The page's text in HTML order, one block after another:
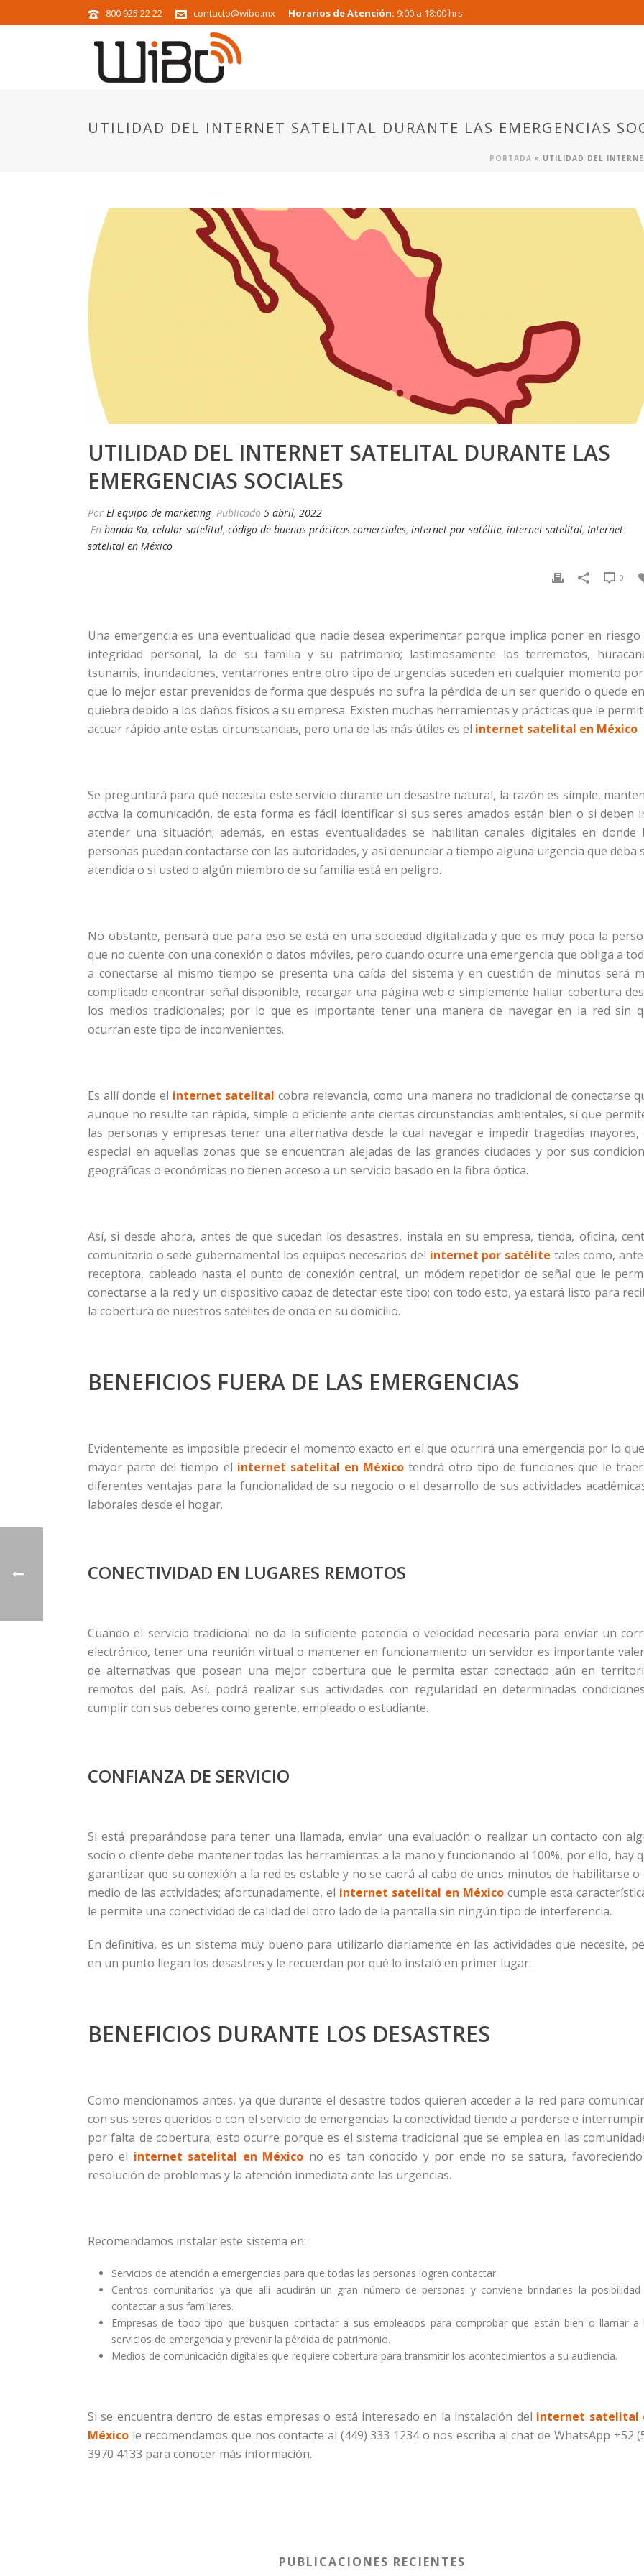
800 925 22 22 contacto@wibo.mx Horarios de Atención: 9:00 a 18:00 hrs
UTILIDAD DEL INTERNET SATELITAL DURANTE LAS EMERGENCIAS
PORTADA » UTILIDAD DEL
UTILIDAD DEL INTERNET SATELITAL DURANTE LAS
EMERGENCIAS SOCIALES
Por El equipo de marketing Publicado 5 abril, 2022
En banda Ka, celular satelital, código de buenas prácticas comerciales, internet por satélite, internet satelital, Internet
satelital en México
0
Una emergencia es una eventualidad que nadie desea experimentar porque implica poner en riesgo
integridad personal, la de su familia y su patrimonio; lastimosamente los terremotos,
tsunamis, inundaciones, ventarrones entre otro tipo de urgencias suceden en cualquier momento
que lo mejor estar prevenidos de forma que después no sufra la pérdida de un ser querido o quede
quiebra debido a los daños físicos a su empresa. Existen muchas herramientas y prácticas que le
actuar rápido ante estas circunstancias, pero una de las más útiles es el internet satelital en México
Se preguntará para qué necesita este servicio durante un desastre natural, la razón es simple,
activa la comunicación, de esta forma es fácil identificar si sus seres amados están bien o si deben
atender una situación; además, en estas eventualidades se habilitan canales digitales en donde
personas puedan contactarse con las autoridades, y así denunciar a tiempo alguna urgencia que deba
atendida o si usted o algún miembro de su familia está en peligro.
No obstante, pensará que para eso se está en una sociedad digitalizada y que es muy poca la
que no cuente con una conexión o datos móviles, pero cuando ocurre una emergencia que obliga a
a conectarse al mismo tiempo se presenta una caída del sistema y en cuestión de minutos será
complicado encontrar señal disponible, recargar una página web o simplemente hallar cobertura
los medios tradicionales; por lo que es importante tener una manera de navegar en la red sin
ocurran este tipo de inconvenientes.
Es allí donde el internet satelital cobra relevancia, como una manera no tradicional de conectarse
aunque no resulte tan rápida, simple o eficiente ante ciertas circunstancias ambientales, sí que
las personas y empresas tener una alternativa desde la cual navegar e impedir tragedias mayores,
especial en aquellas zonas que se encuentran alejadas de las grandes ciudades y por sus
geográficas o económicas no tienen acceso a un servicio basado en la fibra óptica.
Así, si desde ahora, antes de que sucedan los desastres, instala en su empresa, tienda, oficina,
comunitario o sede gubernamental los equipos necesarios del internet por satélite tales como,
receptora, cableado hasta el punto de conexión central, un módem repetidor de señal que le
conectarse a la red y un dispositivo capaz de detectar este tipo; con todo esto, ya estará listo para
la cobertura de nuestros satélites de onda en su domicilio.
BENEFICIOS FUERA DE LAS EMERGENCIAS
Evidentemente es imposible predecir el momento exacto en el que ocurrirá una emergencia por lo
mayor parte del tiempo el internet satelital en México tendrá otro tipo de funciones que le
diferentes ventajas para la funcionalidad de su negocio o el desarrollo de sus actividades
laborales desde el hogar.
CONECTIVIDAD EN LUGARES REMOTOS
Cuando el servicio tradicional no da la suficiente potencia o velocidad necesaria para enviar un
electrónico, tener una reunión virtual o mantener en funcionamiento un servidor es importante
de alternativas que posean una mejor cobertura que le permita estar conectado aún en
remotos del país. Así, podrá realizar sus actividades con regularidad en determinadas
cumplir con sus deberes como gerente, empleado o estudiante.
CONFIANZA DE SERVICIO
Si está preparándose para tener una llamada, enviar una evaluación o realizar un contacto con
socio o cliente debe mantener todas las herramientas a la mano y funcionando al 100%, por ello, hay
garantizar que su conexión a la red es estable y no se caerá al cabo de unos minutos de habilitarse o
medio de las actividades; afortunadamente, el internet satelital en México cumple esta
le permite una conectividad de calidad del otro lado de la pantalla sin ningún tipo de interferencia.
En definitiva, es un sistema muy bueno para utilizarlo diariamente en las actividades que necesite,
en un punto llegan los desastres y le recuerdan por qué lo instaló en primer lugar:
BENEFICIOS DURANTE LOS DESASTRES
Como mencionamos antes, ya que durante el desastre todos quieren acceder a la red para
con sus seres queridos o con el servicio de emergencias la conectividad tiende a perderse e
por falta de cobertura; esto ocurre porque es el sistema tradicional que se emplea en las
pero el internet satelital en México no es tan conocido y por ende no se satura,
resolución de problemas y la atención inmediata ante las urgencias.
Recomendamos instalar este sistema en:
Servicios de atención a emergencias para que todas las personas logren contactar.
Centros comunitarios ya que allí acudirán un gran número de personas y conviene brindarles la posibilidad
contactar a sus familiares.
Empresas de todo tipo que busquen contactar a sus empleados para comprobar que están bien o llamar a
servicios de emergencia y prevenir la pérdida de patrimonio.
Medios de comunicación digitales que requiere cobertura para transmitir los acontecimientos a su audiencia.
Si se encuentra dentro de estas empresas o está interesado en la instalación del internet satelital
México le recomendamos que nos contacte al (449) 333 1234 o nos escriba al chat de WhatsApp +52
3970 4133 para conocer más información.
PUBLICACIONES RECIENTES